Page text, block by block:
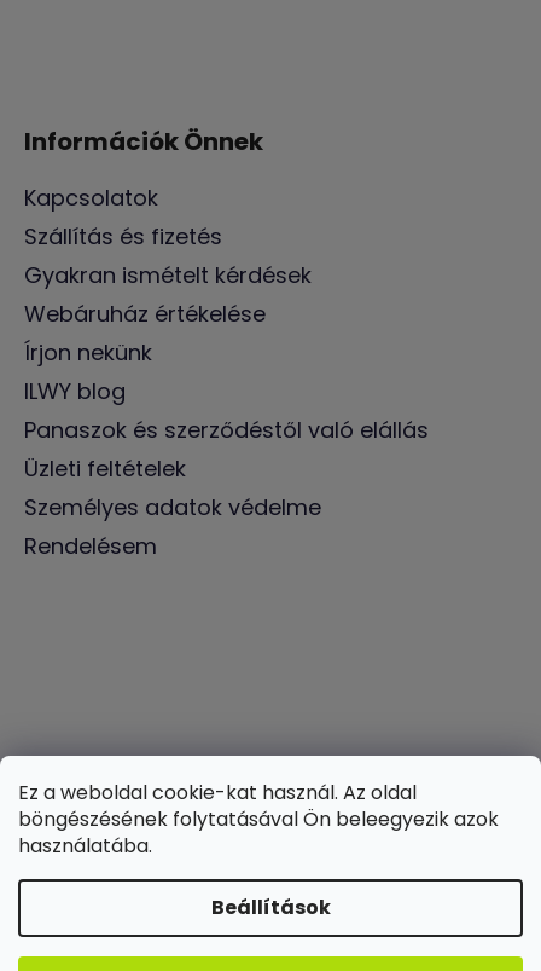
Ez a weboldal cookie-kat használ. Az oldal
böngészésének folytatásával Ön beleegyezik azok
használatába.
Beállítások
Információk Önnek
Kapcsolatok
Szállítás és fizetés
Gyakran ismételt kérdések
Webáruház értékelése
Írjon nekünk
ILWY blog
Panaszok és szerződéstől való elállás
Üzleti feltételek
Személyes adatok védelme
Rendelésem